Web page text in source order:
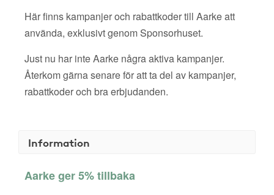
Här finns kampanjer och rabattkoder till Aarke att
använda, exklusivt genom Sponsorhuset.
Just nu har inte Aarke några aktiva kampanjer.
Återkom gärna senare för att ta del av kampanjer,
rabattkoder och bra erbjudanden.
Information
Aarke ger 5% tillbaka